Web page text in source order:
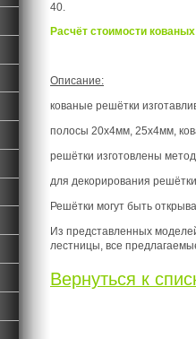
40.
Расчёт стоимости
Описание:
кованые решётки
полосы 20х4мм, 25х4мм,
решётки изготовлены
для декорирования
Решётки могут быть
Из представленных
лестницы, все
Вернуться к